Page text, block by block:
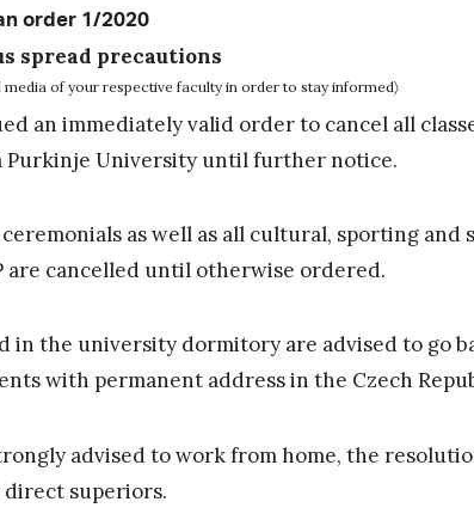
order 1/2020
spread precautions
of your respective faculty in order to stay informed〉
an immediately valid order to cancel all
Purkinje University until further notice.
as well as all cultural, sporting and
are cancelled until otherwise ordered.
in the university dormitory are advised to go
with permanent address in the Czech
advised to work from home, the
superiors.